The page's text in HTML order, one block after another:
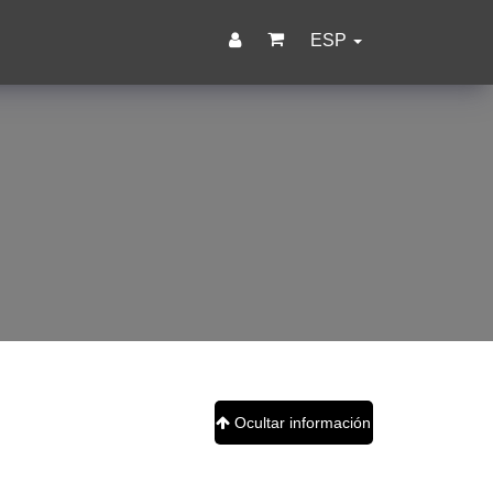
ESP
Ocultar información